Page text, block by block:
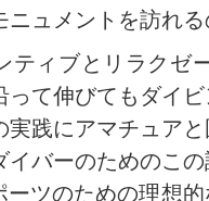
ュメントを訪れ
ティブとリラクゼ
て伸びてもダイ
践にアマチュア
バーのためのこ
ツのための理想